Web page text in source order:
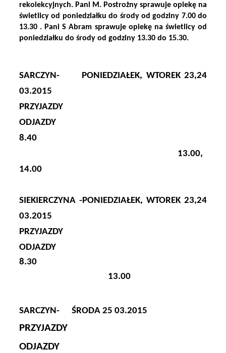
rekolekcyjnych. Pani M. Postrożny sprawuje opiekę na
świetlicy od poniedziałku do środy od godziny 7.00 do
13.30 . Pani S Abram sprawuje opiekę na świetlicy od
poniedziałku do środy od godziny 13.30 do 15.30.
SARCZYN-
PONIEDZIAŁEK, WTOREK 23,24
03.2015
PRZYJAZDY
ODJAZDY
8.40
13.00,
14.00
SIEKIERCZYNA -PONIEDZIAŁEK, WTOREK 23,24
03.2015
PRZYJAZDY
ODJAZDY
8.30
13.00
SARCZYN- ŚRODA 25 03.2015
PRZYJAZDY
ODJAZDY